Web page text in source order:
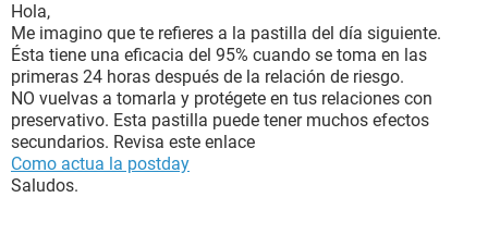
Hola,
Me imagino que te refieres a la pastilla del día siguiente.
Ésta tiene una eficacia del 95% cuando se toma en las
primeras 24 horas después de la relación de riesgo.
NO vuelvas a tomarla y protégete en tus relaciones con
preservativo. Esta pastilla puede tener muchos efectos
secundarios. Revisa este enlace
Como actua la postday
Saludos.